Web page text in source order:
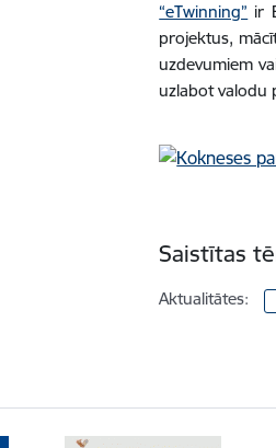
“eTwinning” ir
projektus,
uzdevumiem
uzlabot valodu
Saistītas
Aktualitātes: